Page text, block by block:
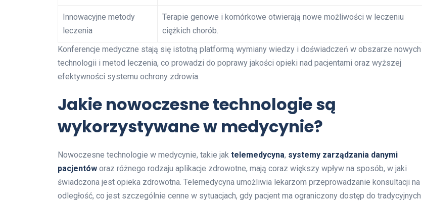
Innowacyjne metody
leczenia
Terapie genowe i komórkowe otwierają nowe możliwości w leczeniu
ciężkich chorób.
Konferencje medyczne stają się istotną platformą wymiany wiedzy i doświadczeń w obszarze nowych
technologii i metod leczenia, co prowadzi do poprawy jakości opieki nad pacjentami oraz wyższej
efektywności systemu ochrony zdrowia.
Jakie nowoczesne technologie są
wykorzystywane w medycynie?
Nowoczesne technologie w medycynie, takie jak telemedycyna, systemy zarządzania danymi
pacjentów oraz różnego rodzaju aplikacje zdrowotne, mają coraz większy wpływ na sposób, w jaki
świadczona jest opieka zdrowotna. Telemedycyna umożliwia lekarzom przeprowadzanie konsultacji na
odległość, co jest szczególnie cenne w sytuacjach, gdy pacjent ma ograniczony dostęp do tradycyjnych